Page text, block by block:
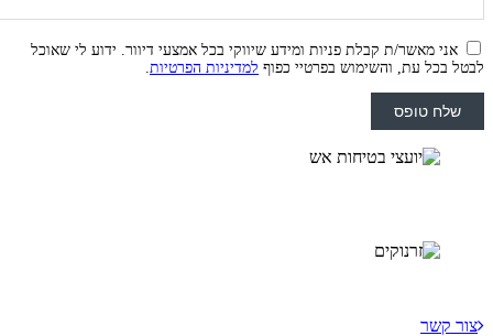
אני מאשר/ת קבלת פניות ומידע שיווקי בכל אמצעי דיוור. ידוע לי שאוכל
לבטל בכל עת, והשימוש בפרטיי כפוף למדיניות הפרטיות
צור קשר